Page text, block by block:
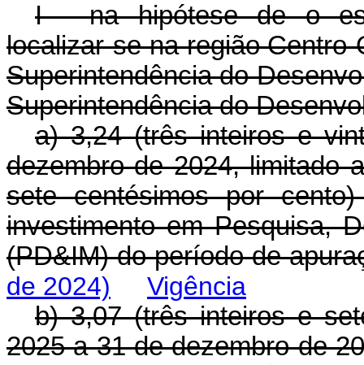
I - na hipótese de o
localizar-se na região
Superintendência do
Superintendência do
a) 3,24 (três inteiros e
dezembro de 2024, limitado
sete centésimos por
investimento em Pesquisa,
(PD&IM) do período de
de 2024)
Vigência
b) 3,07 (três inteiros e
2025 a 31 de dezembro de